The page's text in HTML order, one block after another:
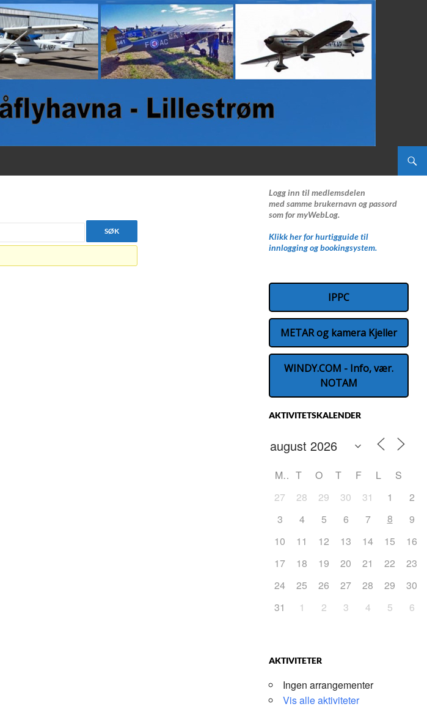
Logg inn til medlemsdelen
med samme brukernavn og passord
som for myWebLog.
Klikk her for hurtigguide til
innlogging og bookingsystem.
IPPC
METAR og kamera Kjeller
WINDY.COM - Info, vær.
NOTAM
AKTIVITETSKALENDER
M T O T F L
S
27
28 29 30 31 1
2
3
4 5 6 7 8
9
10
11 12 13 14 15
16
17
18 19 20 21 22
23
24
25 26 27 28 29
30
31
1 2 3 4 5 6
AKTIVITETER
Ingen arrangementer
Vis alle aktiviteter